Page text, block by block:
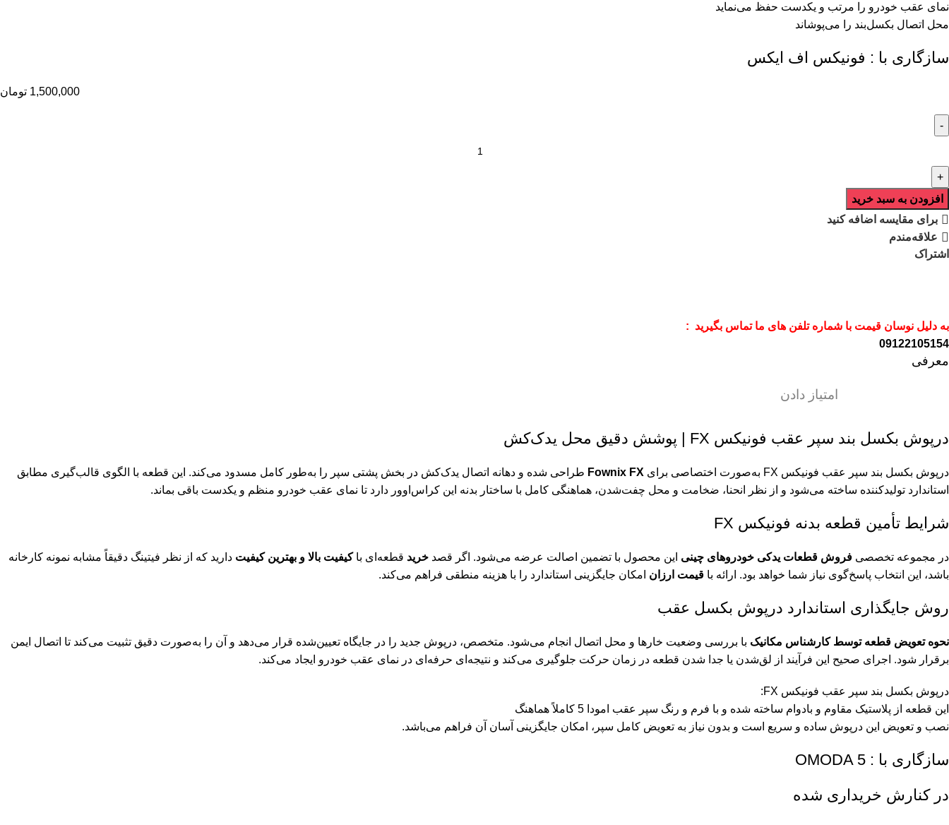
نمای عقب خودرو را مرتب و یکدست حفظ می‌نماید
محل اتصال بکسل‌بند را می‌پوشاند
سازگاری با : فونیکس اف ایکس
1,500,000 تومان
افزودن به سبد خرید
برای مقایسه اضافه کنید
علاقه‌مندم
اشتراک
به دلیل نوسان قیمت با شماره تلفن های ما تماس بگیرید :
09122105154
معرفی
امتیاز دادن
درپوش بکسل بند سپر عقب فونیکس FX | پوشش دقیق محل یدک‌کش
درپوش بکسل بند سپر عقب فونیکس FX به‌صورت اختصاصی برای Fownix FX طراحی شده و دهانه اتصال یدک‌کش در بخش پشتی سپر را به‌طور کامل مسدود می‌کند. این قطعه با الگوی قالب‌گیری مطابق
استاندارد تولیدکننده ساخته می‌شود و از نظر انحنا، ضخامت و محل چفت‌شدن، هماهنگی کامل با ساختار بدنه این کراس‌اوور دارد تا نمای عقب خودرو منظم و یکدست باقی بماند.
شرایط تأمین قطعه بدنه فونیکس FX
در مجموعه تخصصی فروش قطعات یدکی خودروهای چینی این محصول با تضمین اصالت عرضه می‌شود. اگر قصد خرید قطعه‌ای با کیفیت بالا و بهترین کیفیت دارید که از نظر فیتینگ دقیقاً مشابه نمونه کارخانه
باشد، این انتخاب پاسخ‌گوی نیاز شما خواهد بود. ارائه با قیمت ارزان امکان جایگزینی استاندارد را با هزینه منطقی فراهم می‌کند.
روش جایگذاری استاندارد درپوش بکسل عقب
نحوه تعویض قطعه توسط کارشناس مکانیک با بررسی وضعیت خارها و محل اتصال انجام می‌شود. متخصص، درپوش جدید را در جایگاه تعیین‌شده قرار می‌دهد و آن را به‌صورت دقیق تثبیت می‌کند تا اتصال ایمن
برقرار شود. اجرای صحیح این فرآیند از لق‌شدن یا جدا شدن قطعه در زمان حرکت جلوگیری می‌کند و نتیجه‌ای حرفه‌ای در نمای عقب خودرو ایجاد می‌کند.
درپوش بکسل بند سپر عقب فونیکس FX:
این قطعه از پلاستیک مقاوم و بادوام ساخته شده و با فرم و رنگ سپر عقب امودا 5 کاملاً هماهنگ
نصب و تعویض این درپوش ساده و سریع است و بدون نیاز به تعویض کامل سپر، امکان جایگزینی آسان آن فراهم می‌باشد.
سازگاری با : OMODA 5
در کنارش خریداری شده